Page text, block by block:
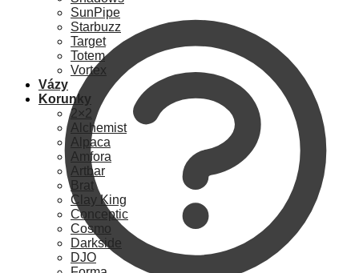
SunPipe
Starbuzz
Target
Totem
Vortex
Vázy
Korunky
2×2
Alchemist
Alpaca
Amfora
Artbar
Brat
Clay King
Conceptic
Cosmo
Darkside
DJO